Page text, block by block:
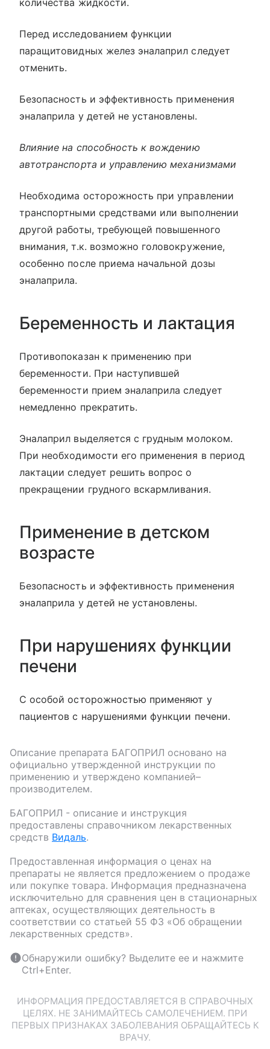
количества жидкости.
Перед исследованием функции
паращитовидных желез эналаприл следует
отменить.
Безопасность и эффективность применения
эналаприла у детей не установлены.
Влияние на способность к вождению
автотранспорта и управлению механизмами
Необходима осторожность при управлении
транспортными средствами или выполнении
другой работы, требующей повышенного
внимания, т.к. возможно головокружение,
особенно после приема начальной дозы
эналаприла.
Беременность и лактация
Противопоказан к применению при
беременности. При наступившей
беременности прием эналаприла следует
немедленно прекратить.
Эналаприл выделяется с грудным молоком.
При необходимости его применения в период
лактации следует решить вопрос о
прекращении грудного вскармливания.
Применение в детском
возрасте
Безопасность и эффективность применения
эналаприла у детей не установлены.
При нарушениях функции
печени
С особой осторожностью применяют у
пациентов с нарушениями функции печени.
Описание препарата БАГОПРИЛ основано на
официально утвержденной инструкции по
применению и утверждено компанией–
производителем.
БАГОПРИЛ - описание и инструкция
предоставлены справочником лекарственных
средств Видаль.
Предоставленная информация о ценах на
препараты не является предложением о продаже
или покупке товара. Информация предназначена
исключительно для сравнения цен в стационарных
аптеках, осуществляющих деятельность в
соответствии со статьей 55 ФЗ «Об обращении
лекарственных средств».
Обнаружили ошибку? Выделите ее и нажмите
Ctrl+Enter.
ИНФОРМАЦИЯ ПРЕДОСТАВЛЯЕТСЯ В СПРАВОЧНЫХ
ЦЕЛЯХ. НЕ ЗАНИМАЙТЕСЬ САМОЛЕЧЕНИЕМ. ПРИ
ПЕРВЫХ ПРИЗНАКАХ ЗАБОЛЕВАНИЯ ОБРАЩАЙТЕСЬ К
ВРАЧУ.